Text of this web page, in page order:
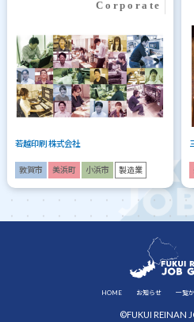
若越印刷 株式会社
敦賀市 美浜町 小浜市 製造業
HOME お知らせ 一覧
©FUKUI REINAN